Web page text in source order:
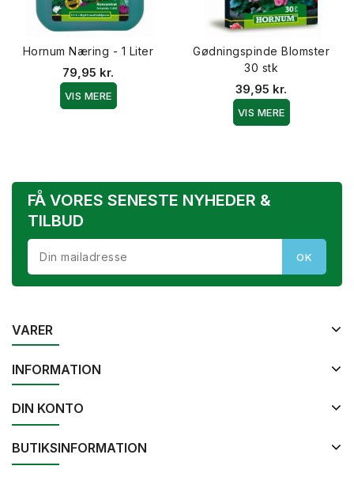
Hornum Næring - 1 Liter
79,95 kr.
VIS MERE
Gødningspinde Blomster
30 stk
39,95 kr.
VIS MERE
FÅ VORES SENESTE NYHEDER &
TILBUD
VARER
INFORMATION
DIN KONTO
BUTIKSINFORMATION